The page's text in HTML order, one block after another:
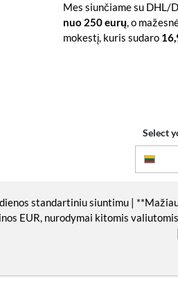
Mes siunčiame su DHL/
nuo 250 eurų, o
mokestį, kuris sudaro
Select
standartiniu siuntimu |
EUR, nurodymai kitomis
|